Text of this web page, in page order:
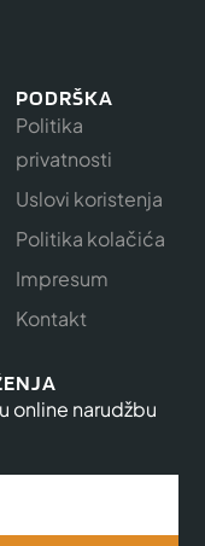
PODRŠKA
Politika
privatnosti
Uslovi koristenja
Politika kolačića
Impresum
Kontakt
online narudžbu